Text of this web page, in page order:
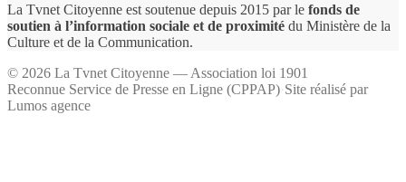
La Tvnet Citoyenne est soutenue depuis 2015 par le fonds de
soutien à l’information sociale et de proximité du Ministère de la
Culture et de la Communication.
© 2026 La Tvnet Citoyenne — Association loi 1901
Reconnue Service de Presse en Ligne (CPPAP)·Site réalisé par
Lumos agence